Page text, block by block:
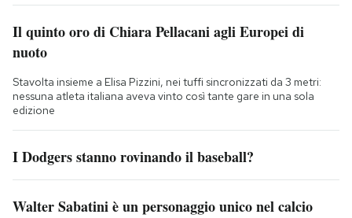
Il quinto oro di Chiara Pellacani agli Europei di
nuoto
Stavolta insieme a Elisa Pizzini, nei tuffi sincronizzati da 3 metri:
nessuna atleta italiana aveva vinto così tante gare in una sola
edizione
I Dodgers stanno rovinando il baseball?
Walter Sabatini è un personaggio unico nel calcio